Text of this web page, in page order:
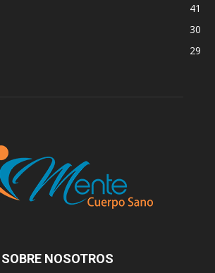
41
30
29
SOBRE NOSOTROS